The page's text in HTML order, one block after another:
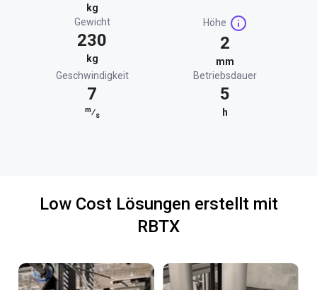
kg
Gewicht
230
kg
Höhe
2
mm
Geschwindigkeit
7
m⁄s
Betriebsdauer
5
h
Low Cost Lösungen erstellt mit
RBTX